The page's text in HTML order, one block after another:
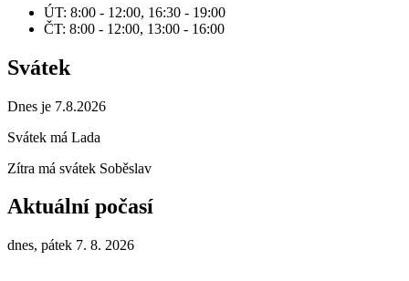
ÚT: 8:00 - 12:00, 16:30 - 19:00
ČT: 8:00 - 12:00, 13:00 - 16:00
Svátek
Dnes je 7.8.2026
Svátek má Lada
Zítra má svátek Soběslav
Aktuální počasí
dnes, pátek 7. 8. 2026